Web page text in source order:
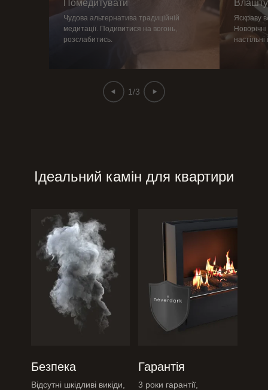
Помедитувати
Чудова альтернатива традиційній
медитації. Подивитися на вогонь,
розслабитись.
Яскраву
настільні
1/3
Ідеальний камін для квартири
Безпека
Відсутні шкідливі викіди,
Гарантія
3 роки гарантії,